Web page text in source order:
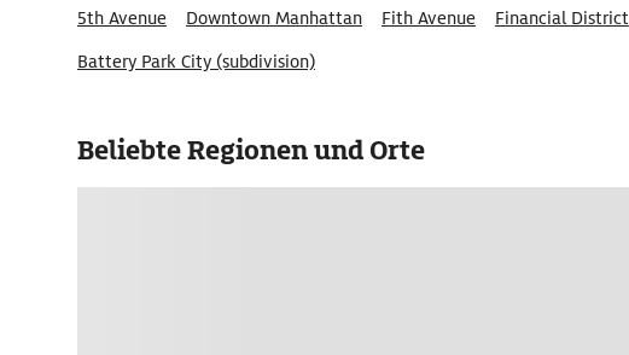
5th Avenue
Downtown Manhattan Fith Avenue
Financial District
Battery Park City (subdivision)
Beliebte Regionen und Orte